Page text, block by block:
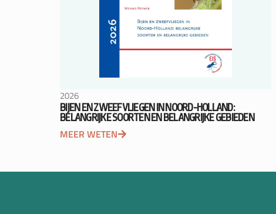
2026
BIJEN EN ZWEEFVLIEGEN IN NOORD-HOLLAND:
BELANGRIJKE SOORTEN EN BELANGRIJKE GEBIEDEN
MEER WETEN